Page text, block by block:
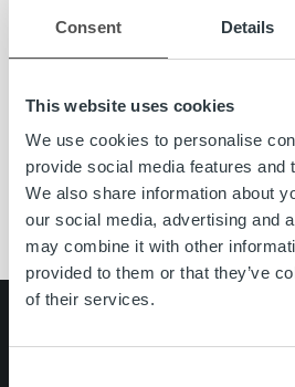
Consent Details
This website uses cookies
We use cookies to personalise
provide social media features and
We also share information about
our social media, advertising and
may combine it with other
provided to them or that they’ve
of their services.
Nyheter
Director för Ropo Capital i
Läs mer